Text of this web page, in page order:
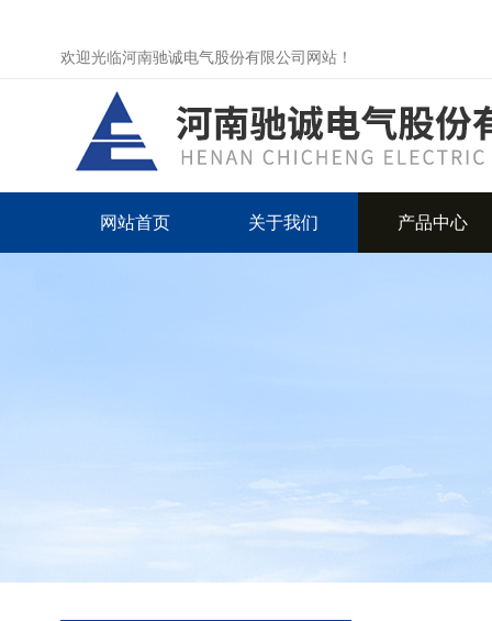
欢迎光临河南驰诚电气股份有限公司网站！
网站首页 关于我们 产品中心